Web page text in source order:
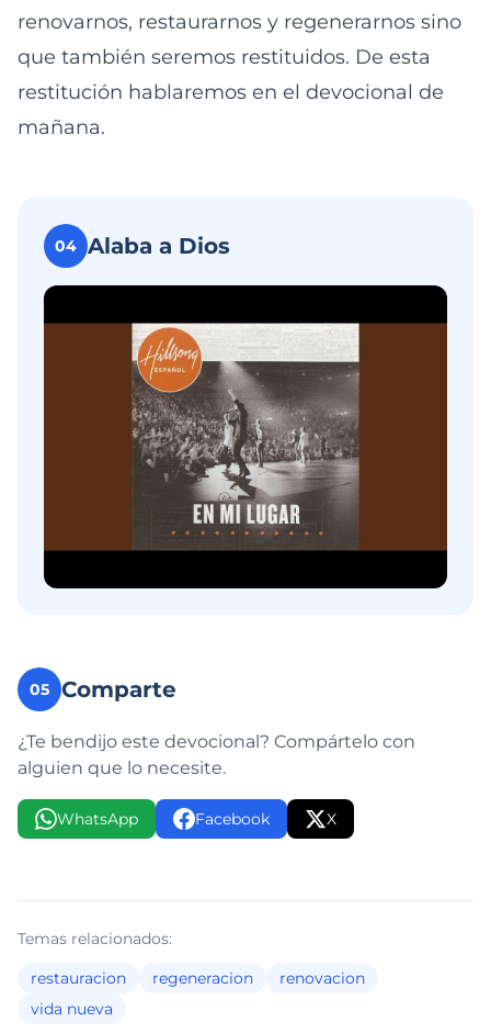
renovarnos, restaurarnos y regenerarnos sino
que también seremos restituidos. De esta
restitución hablaremos en el devocional de
mañana.
04 Alaba a Dios
05 Comparte
¿Te bendijo este devocional? Compártelo con
alguien que lo necesite.
WhatsApp Facebook X
Temas relacionados:
restauracion
regeneracion
renovacion
vida nueva